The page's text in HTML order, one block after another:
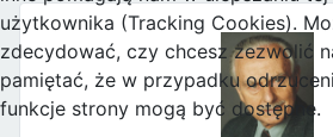
użytkownika (Tracking Cookies).
zdecydować, czy chcesz zezwolić
pamiętać, że w przypadku
funkcje strony mogą być dostępne.